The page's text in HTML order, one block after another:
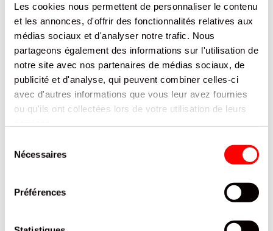
Les cookies nous permettent de personnaliser le contenu
et les annonces, d'offrir des fonctionnalités relatives aux
médias sociaux et d'analyser notre trafic. Nous
partageons également des informations sur l'utilisation de
notre site avec nos partenaires de médias sociaux, de
publicité et d'analyse, qui peuvent combiner celles-ci
avec d'autres informations que vous leur avez fournies
ou qu'ils ont collectées lors de votre utilisation de leurs
Nécessaires
Préférences
chien et un gel sucré à la fraise. Une confiserie Baby
Délice ludique et originale, qui séduit par son design
unique et sa double texture.
CARACTÉRISTIQUES
DOCUMENTATION
PRODUITS QUI POURRAIENT VOUS